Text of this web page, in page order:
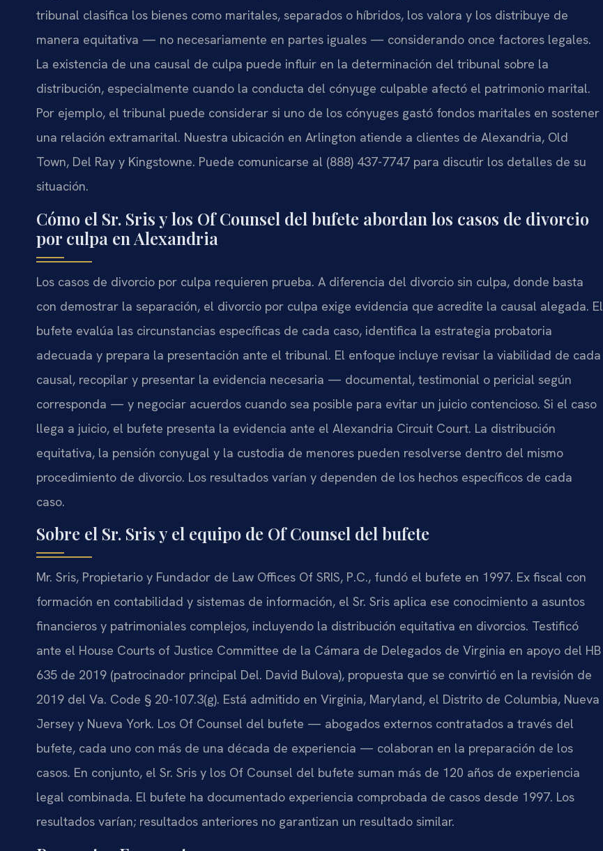
tribunal clasifica los bienes como maritales, separados o híbridos, los valora y los distribuye de
manera equitativa — no necesariamente en partes iguales — considerando once factores legales.
La existencia de una causal de culpa puede influir en la determinación del tribunal sobre la
distribución, especialmente cuando la conducta del cónyuge culpable afectó el patrimonio marital.
Por ejemplo, el tribunal puede considerar si uno de los cónyuges gastó fondos maritales en sostener
una relación extramarital. Nuestra ubicación en Arlington atiende a clientes de Alexandria, Old
Town, Del Ray y Kingstowne. Puede comunicarse al (888) 437-7747 para discutir los detalles de su
situación.
Cómo el Sr. Sris y los Of Counsel del bufete abordan los casos de divorcio
por culpa en Alexandria
Los casos de divorcio por culpa requieren prueba. A diferencia del divorcio sin culpa, donde basta
con demostrar la separación, el divorcio por culpa exige evidencia que acredite la causal alegada. El
bufete evalúa las circunstancias específicas de cada caso, identifica la estrategia probatoria
adecuada y prepara la presentación ante el tribunal. El enfoque incluye revisar la viabilidad de cada
causal, recopilar y presentar la evidencia necesaria — documental, testimonial o pericial según
corresponda — y negociar acuerdos cuando sea posible para evitar un juicio contencioso. Si el caso
llega a juicio, el bufete presenta la evidencia ante el Alexandria Circuit Court. La distribución
equitativa, la pensión conyugal y la custodia de menores pueden resolverse dentro del mismo
procedimiento de divorcio. Los resultados varían y dependen de los hechos específicos de cada
caso.
Sobre el Sr. Sris y el equipo de Of Counsel del bufete
Mr. Sris, Propietario y Fundador de Law Offices Of SRIS, P.C., fundó el bufete en 1997. Ex fiscal con
formación en contabilidad y sistemas de información, el Sr. Sris aplica ese conocimiento a asuntos
financieros y patrimoniales complejos, incluyendo la distribución equitativa en divorcios. Testificó
ante el House Courts of Justice Committee de la Cámara de Delegados de Virginia en apoyo del HB
635 de 2019 (patrocinador principal Del. David Bulova), propuesta que se convirtió en la revisión de
2019 del Va. Code § 20-107.3(g). Está admitido en Virginia, Maryland, el Distrito de Columbia, Nueva
Jersey y Nueva York. Los Of Counsel del bufete — abogados externos contratados a través del
bufete, cada uno con más de una década de experiencia — colaboran en la preparación de los
casos. En conjunto, el Sr. Sris y los Of Counsel del bufete suman más de 120 años de experiencia
legal combinada. El bufete ha documentado experiencia comprobada de casos desde 1997. Los
resultados varían; resultados anteriores no garantizan un resultado similar.